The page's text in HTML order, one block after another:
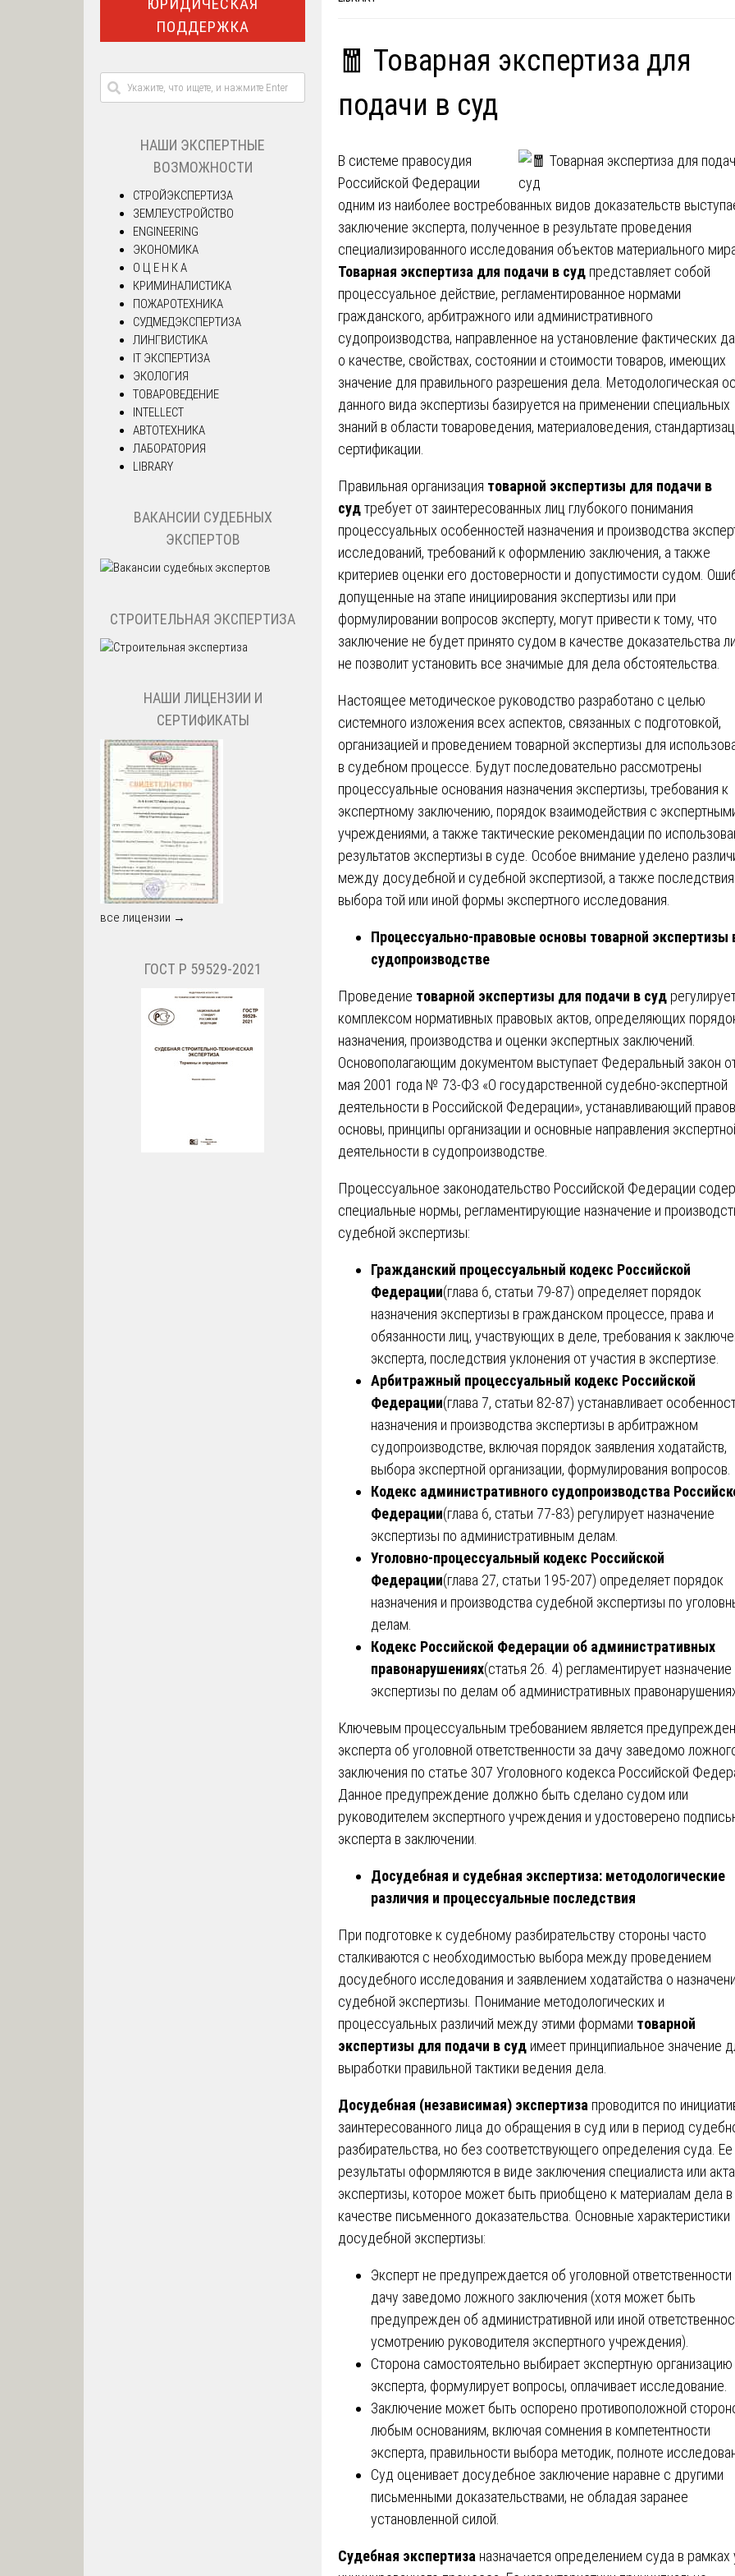
🧧 Товарная экспертиза для
подачи в суд
В системе правосудия
Российской Федерации
одним из наиболее востребованных видов доказательств
заключение эксперта, полученное в результате проведения
специализированного исследования объектов материального
Товарная экспертиза для подачи в суд представляет собой
процессуальное действие, регламентированное нормами
гражданского, арбитражного или административного
судопроизводства, направленное на установление фактических
о качестве, свойствах, состоянии и стоимости товаров, имеющих
значение для правильного разрешения дела. Методологическая
данного вида экспертизы базируется на применении специальных
знаний в области товароведения, материаловедения,
сертификации.
Правильная организация товарной экспертизы для подачи в
судтребует от заинтересованных лиц глубокого понимания
процессуальных особенностей назначения и производства
исследований, требований к оформлению заключения, а также
критериев оценки его достоверности и допустимости судом.
допущенные на этапе инициирования экспертизы или при
формулировании вопросов эксперту, могут привести к тому, что
заключение не будет принято судом в качестве доказательства
не позволит установить все значимые для дела обстоятельства.
Настоящее методическое руководство разработано с целью
системного изложения всех аспектов, связанных с подготовкой,
организацией и проведением товарной экспертизы для
в судебном процессе. Будут последовательно рассмотрены
процессуальные основания назначения экспертизы, требования к
экспертному заключению, порядок взаимодействия с
учреждениями, а также тактические рекомендации по
результатов экспертизы в суде. Особое внимание уделено
между досудебной и судебной экспертизой, а также
выбора той или иной формы экспертного исследования.
Процессуально-правовые основы товарной экспертизы
судопроизводстве
Проведение товарной экспертизы для подачи в суд
комплексом нормативных правовых актов, определяющих
назначения, производства и оценки экспертных заключений.
Основополагающим документом выступает Федеральный закон
мая 2001 года № 73-ФЗ «О государственной судебно-экспертной
деятельности в Российской Федерации», устанавливающий
основы, принципы организации и основные направления
деятельности в судопроизводстве.
Процессуальное законодательство Российской Федерации
специальные нормы, регламентирующие назначение и
судебной экспертизы:
Гражданский процессуальный кодекс Российской
Федерации(глава 6, статьи 79-87) определяет порядок
назначения экспертизы в гражданском процессе, права и
обязанности лиц, участвующих в деле, требования к
эксперта, последствия уклонения от участия в экспертизе.
Арбитражный процессуальный кодекс Российской
Федерации(глава 7, статьи 82-87) устанавливает
назначения и производства экспертизы в арбитражном
судопроизводстве, включая порядок заявления ходатайств,
выбора экспертной организации, формулирования вопросов.
Кодекс административного судопроизводства
Федерации(глава 6, статьи 77-83) регулирует назначение
экспертизы по административным делам.
Уголовно-процессуальный кодекс Российской
Федерации(глава 27, статьи 195-207) определяет порядок
назначения и производства судебной экспертизы по
делам.
Кодекс Российской Федерации об административных
правонарушениях(статья 26. 4) регламентирует назначение
экспертизы по делам об административных
Ключевым процессуальным требованием является
эксперта об уголовной ответственности за дачу заведомо
заключения по статье 307 Уголовного кодекса Российской
Данное предупреждение должно быть сделано судом или
руководителем экспертного учреждения и удостоверено
эксперта в заключении.
Досудебная и судебная экспертиза: методологические
различия и процессуальные последствия
При подготовке к судебному разбирательству стороны часто
сталкиваются с необходимостью выбора между проведением
досудебного исследования и заявлением ходатайства о
судебной экспертизы. Понимание методологических и
процессуальных различий между этими формами товарной
экспертизы для подачи в суд имеет принципиальное значение
выработки правильной тактики ведения дела.
Досудебная (независимая) экспертиза проводится по
заинтересованного лица до обращения в суд или в период
разбирательства, но без соответствующего определения суда. Ее
результаты оформляются в виде заключения специалиста или акта
экспертизы, которое может быть приобщено к материалам дела в
качестве письменного доказательства. Основные характеристики
досудебной экспертизы:
Эксперт не предупреждается об уголовной ответственности
дачу заведомо ложного заключения (хотя может быть
предупрежден об административной или иной
усмотрению руководителя экспертного учреждения).
Сторона самостоятельно выбирает экспертную организацию
эксперта, формулирует вопросы, оплачивает исследование.
Заключение может быть оспорено противоположной
любым основаниям, включая сомнения в компетентности
эксперта, правильности выбора методик, полноте
Суд оценивает досудебное заключение наравне с другими
письменными доказательствами, не обладая заранее
установленной силой.
Судебная экспертиза назначается определением суда в
ПОДДЕРЖКА
НАШИ ЭКСПЕРТНЫЕ
ВОЗМОЖНОСТИ
СТРОЙЭКСПЕРТИЗА
ЗЕМЛЕУСТРОЙСТВО
ENGINEERING
ЭКОНОМИКА
О Ц Е Н К А
КРИМИНАЛИСТИКА
ПОЖАРОТЕХНИКА
СУДМЕДЭКСПЕРТИЗА
ЛИНГВИСТИКА
IT ЭКСПЕРТИЗА
ЭКОЛОГИЯ
ТОВАРОВЕДЕНИЕ
INTELLECT
АВТОТЕХНИКА
ЛАБОРАТОРИЯ
LIBRARY
ВАКАНСИИ СУДЕБНЫХ
ЭКСПЕРТОВ
СТРОИТЕЛЬНАЯ ЭКСПЕРТИЗА
НАШИ ЛИЦЕНЗИИ И
СЕРТИФИКАТЫ
все лицензии →
ГОСТ Р 59529-2021